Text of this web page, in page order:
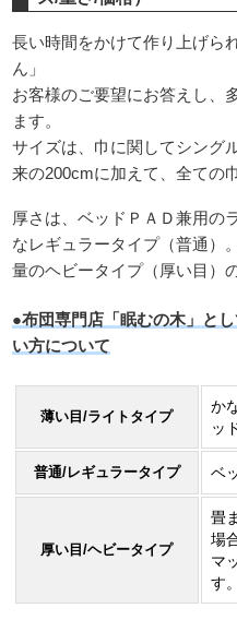
長い時間をかけて作り上げら
ん」
お客様のご要望にお答えし、
ます。
サイズは、巾に関してシング
来の200cmに加えて、全ての
厚さは、ベッドＰＡＤ兼用の
なレギュラータイプ（普通）
量のヘビータイプ（厚い目）
●布団専門店「眠むの木」と
い方について
薄い目/ライトタイプ
か
ッ
普通/レギュラータイプ ベ
厚い目/ヘビータイプ
畳
場
マ
す。